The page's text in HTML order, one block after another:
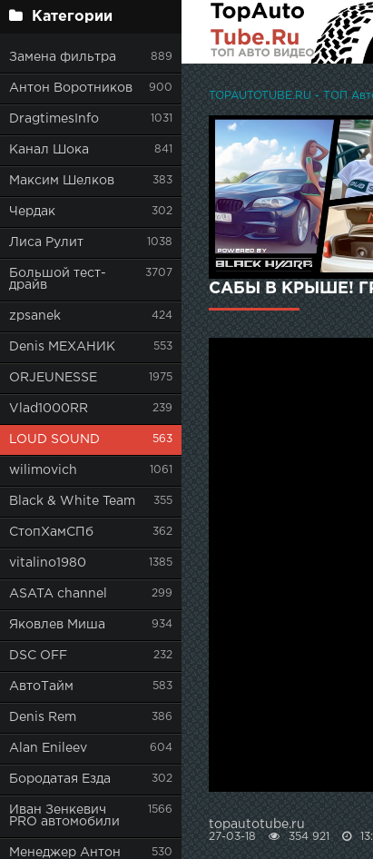
Категории
Замена фильтра 889
Антон Воротников 900
DragtimesInfo 1031
Канал Шока 841
Максим Шелков 383
Чердак 302
Лиса Рулит 1038
Большой тест-
драйв
3707
zpsanek 424
Denis МЕХАНИК 553
ORJEUNESSE 1975
Vlad1000RR 239
LOUD SOUND 563
wilimovich 1061
Black & White Team 355
СтопХамСПб 362
vitalino1980 1385
ASATA channel 299
Яковлев Миша 934
DSC OFF 232
АвтоТайм 583
Denis Rem 386
Alan Enileev 604
Бородатая Езда 302
Иван Зенкевич
PRO автомобили
1566
Менеджер Антон 530
TOPAUTOTUBE.RU - ТОП
САБЫ В КРЫШЕ!
topautotube.ru
27-03-18 354 921